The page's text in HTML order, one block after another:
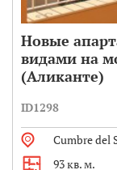
Новые
видами на
(Аликанте)
ID1298
Cumbre del
93 кв. м.